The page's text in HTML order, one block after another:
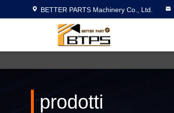
BETTER PARTS Machinery Co., Ltd.
prodotti